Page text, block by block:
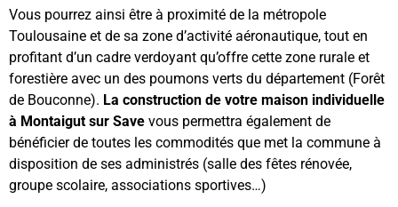
Vous pourrez ainsi être à proximité de la métropole
Toulousaine et de sa zone d’activité aéronautique, tout en
profitant d’un cadre verdoyant qu’offre cette zone rurale et
forestière avec un des poumons verts du département (Forêt
de Bouconne). La construction de votre maison individuelle
à Montaigut sur Save vous permettra également de
bénéficier de toutes les commodités que met la commune à
disposition de ses administrés (salle des fêtes rénovée,
groupe scolaire, associations sportives…)